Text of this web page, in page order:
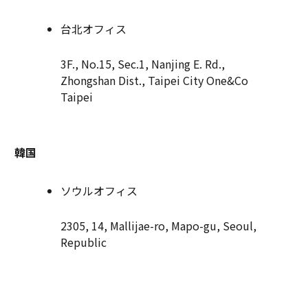
台北オフィス
3F., No.15, Sec.1, Nanjing E. Rd.,
Zhongshan Dist., Taipei City One&Co
Taipei
韓国
ソウルオフィス
2305, 14, Mallijae-ro, Mapo-gu, Seoul,
Republic